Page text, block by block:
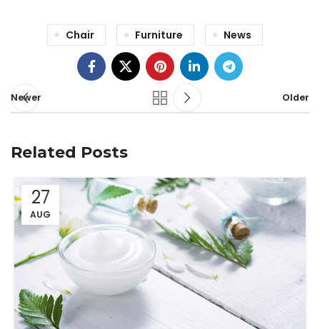
Chair Furniture News
Newer Older
Related Posts
27
AUG